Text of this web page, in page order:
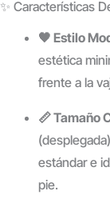
✨ Características
🖤 Estilo
estética
frente a la
📏 Tamaño
estándar e
pie.